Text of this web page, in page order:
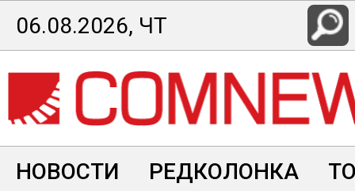
Перейти
к
основному
содержанию
06.08.2026, ЧТ
НОВОСТИ РЕДКОЛОНКА